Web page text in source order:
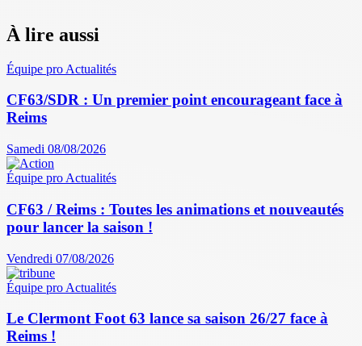
À lire aussi
Équipe pro Actualités
CF63/SDR : Un premier point encourageant face à
Reims
Samedi 08/08/2026
Équipe pro Actualités
CF63 / Reims : Toutes les animations et nouveautés
pour lancer la saison !
Vendredi 07/08/2026
Équipe pro Actualités
Le Clermont Foot 63 lance sa saison 26/27 face à
Reims !